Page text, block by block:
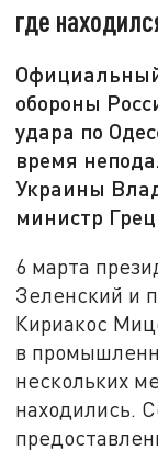
где
обороны
удара по
время
Украины
министр
6 марта
Зеленский и
Кириакос
в
нескольких
находились.